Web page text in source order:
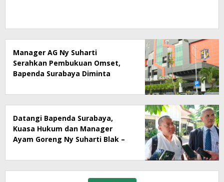
Manager AG Ny Suharti
Serahkan Pembukuan Omset,
Bapenda Surabaya Diminta
Datangi Bapenda Surabaya,
Kuasa Hukum dan Manager
Ayam Goreng Ny Suharti Blak –
Penyimpangan Pajak